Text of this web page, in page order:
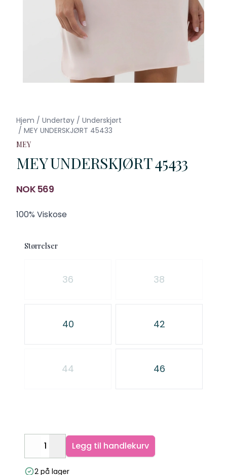
Hjem / Undertøy / Underskjørt
/ MEY UNDERSKJØRT 45433
MEY
MEY UNDERSKJØRT 45433
Produktdetaljer
NOK 569
Description
100% Viskose
Størrelser
36 38
40 42
44 46
DecreaseIncrease
Legg til handlekurv
2 på lager